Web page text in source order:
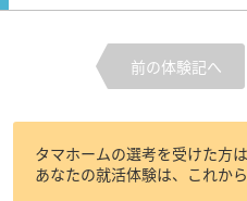
前の体験記へ
タマホームの選考を受けた方
あなたの就活体験は、これか